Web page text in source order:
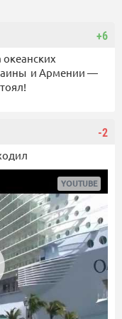
+6
и Армении —
-2